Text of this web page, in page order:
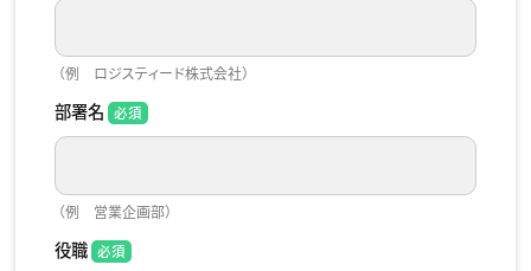
（例 ロジスティード株式会社）
部署名
（例 営業企画部）
役職